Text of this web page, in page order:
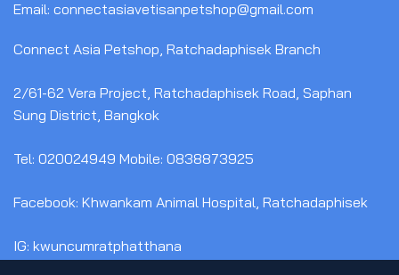
Email: connectasiavetisanpetshop@gmail.com
Connect Asia Petshop, Ratchadaphisek Branch
2/61-62 Vera Project, Ratchadaphisek Road, Saphan
Sung District, Bangkok
Tel: 020024949 Mobile: 0838873925
Facebook: Khwankam Animal Hospital, Ratchadaphisek
IG: kwuncumratphatthana